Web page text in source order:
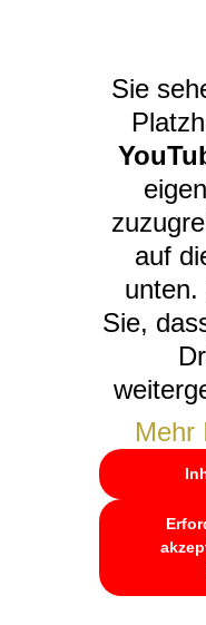
Sie
auf
unten.
Sie,
Mehr